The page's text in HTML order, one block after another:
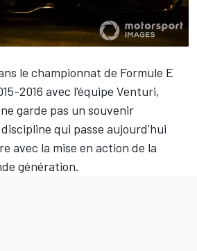
le championnat de Formule E
2016 avec l'équipe Venturi,
ne garde pas un souvenir
qui passe aujourd'hui
avec la mise en action de la
génération.